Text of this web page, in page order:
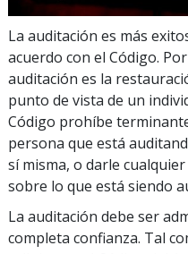
La auditación es más
acuerdo con el Código.
auditación es la
punto de vista de un
Código prohíbe
persona que está
sí misma, o darle
sobre lo que está siendo
La auditación debe ser
completa confianza. Tal